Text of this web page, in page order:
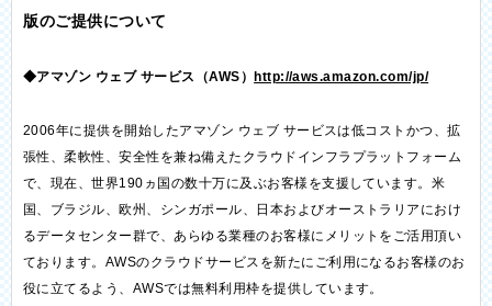
版のご提供について
◆アマゾン ウェブ サービス（AWS） http://aws.amazon.com/jp/
2006年に提供を開始したアマゾン ウェブ サービスは低コストかつ、拡
張性、柔軟性、安全性を兼ね備えたクラウドインフラプラットフォーム
で、現在、世界190ヵ国の数十万に及ぶお客様を支援しています。米
国、ブラジル、欧州、シンガポール、日本およびオーストラリアにおけ
るデータセンター群で、あらゆる業種のお客様にメリットをご活用頂い
ております。AWSのクラウドサービスを新たにご利用になるお客様のお
役に立てるよう、AWSでは無料利用枠を提供しています。